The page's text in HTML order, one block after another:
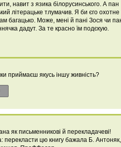
навит з язика білорусинського. А
літерацьке тлумачив. Я би єго
багацько. Може, мені й пані Зося чи
дадут. За те красно їм подєкую.
приймаєш якусь іншу живність?
як письменникові й перекладачеві!
перекласти цю книгу бажала Б.